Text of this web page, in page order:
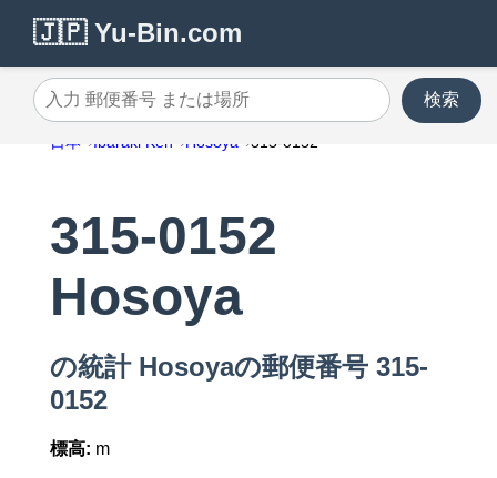
🇯🇵 Yu-Bin.com
入力 郵便番号 または場所
検索
日本 Ibaraki Ken Hosoya 315-0152
315-0152
Hosoya
の統計 Hosoyaの郵便番号 315-
0152
標高: m